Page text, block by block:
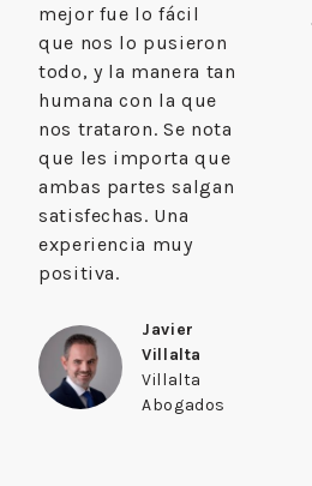
mejor fue lo fácil
que nos lo pusieron
todo, y la manera tan
humana con la que
nos trataron. Se nota
que les importa que
ambas partes salgan
satisfechas. Una
experiencia muy
positiva.
Javier
Villalta
Villalta
Abogados